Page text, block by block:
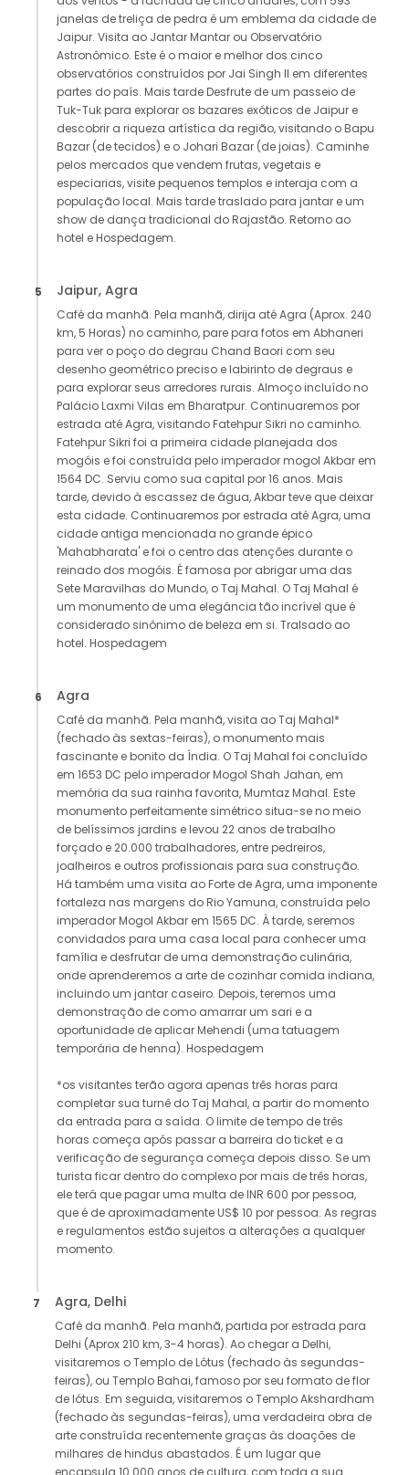
janelas de treliça de pedra é um emblema da cidade de
Jaipur. Visita ao Jantar Mantar ou Observatório
Astronômico. Este é o maior e melhor dos cinco
observatórios construídos por Jai Singh II em diferentes
partes do país. Mais tarde Desfrute de um passeio de
Tuk-Tuk para explorar os bazares exóticos de Jaipur e
descobrir a riqueza artística da região, visitando o Bapu
Bazar (de tecidos) e o Johari Bazar (de joias). Caminhe
pelos mercados que vendem frutas, vegetais e
especiarias, visite pequenos templos e interaja com a
população local. Mais tarde traslado para jantar e um
show de dança tradicional do Rajastão. Retorno ao
hotel e Hospedagem.
5 Jaipur, Agra
Café da manhã. Pela manhã, dirija até Agra (Aprox. 240
km, 5 Horas) no caminho, pare para fotos em Abhaneri
para ver o poço do degrau Chand Baori com seu
desenho geométrico preciso e labirinto de degraus e
para explorar seus arredores rurais. Almoço incluído no
Palácio Laxmi Vilas em Bharatpur. Continuaremos por
estrada até Agra, visitando Fatehpur Sikri no caminho.
Fatehpur Sikri foi a primeira cidade planejada dos
mogóis e foi construída pelo imperador mogol Akbar em
1564 DC. Serviu como sua capital por 16 anos. Mais
tarde, devido à escassez de água, Akbar teve que deixar
esta cidade. Continuaremos por estrada até Agra, uma
cidade antiga mencionada no grande épico
'Mahabharata' e foi o centro das atenções durante o
reinado dos mogóis. É famosa por abrigar uma das
Sete Maravilhas do Mundo, o Taj Mahal. O Taj Mahal é
um monumento de uma elegância tão incrível que é
considerado sinônimo de beleza em si. Tralsado ao
hotel. Hospedagem
6 Agra
Café da manhã. Pela manhã, visita ao Taj Mahal*
(fechado às sextas-feiras), o monumento mais
fascinante e bonito da Índia. O Taj Mahal foi concluído
em 1653 DC pelo imperador Mogol Shah Jahan, em
memória da sua rainha favorita, Mumtaz Mahal. Este
monumento perfeitamente simétrico situa-se no meio
de belíssimos jardins e levou 22 anos de trabalho
forçado e 20.000 trabalhadores, entre pedreiros,
joalheiros e outros profissionais para sua construção.
Há também uma visita ao Forte de Agra, uma imponente
fortaleza nas margens do Rio Yamuna, construída pelo
imperador Mogol Akbar em 1565 DC. À tarde, seremos
convidados para uma casa local para conhecer uma
família e desfrutar de uma demonstração culinária,
onde aprenderemos a arte de cozinhar comida indiana,
incluindo um jantar caseiro. Depois, teremos uma
demonstração de como amarrar um sari e a
oportunidade de aplicar Mehendi (uma tatuagem
temporária de henna). Hospedagem
*os visitantes terão agora apenas três horas para
completar sua turnê do Taj Mahal, a partir do momento
da entrada para a saída. O limite de tempo de três
horas começa após passar a barreira do ticket e a
verificação de segurança começa depois disso. Se um
turista ficar dentro do complexo por mais de três horas,
ele terá que pagar uma multa de INR 600 por pessoa,
que é de aproximadamente US$ 10 por pessoa. As regras
e regulamentos estão sujeitos a alterações a qualquer
momento.
7 Agra, Delhi
Café da manhã. Pela manhã, partida por estrada para
Delhi (Aprox 210 km, 3-4 horas). Ao chegar a Delhi,
visitaremos o Templo de Lótus (fechado às segundas-
feiras), ou Templo Bahai, famoso por seu formato de flor
de lótus. Em seguida, visitaremos o Templo Akshardham
(fechado às segundas-feiras), uma verdadeira obra de
arte construída recentemente graças às doações de
milhares de hindus abastados. É um lugar que